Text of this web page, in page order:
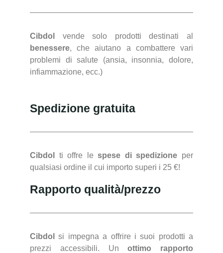
Cibdol
vende solo prodotti destinati al
benessere, che aiutano a combattere vari
problemi di salute (ansia, insonnia, dolore,
infiammazione, ecc.)
Spedizione gratuita
Cibdol ti offre lespese di spedizione per
qualsiasi ordine il cui importo superi i 25 €!
Rapporto qualità/prezzo
Cibdol
si impegna a offrire i suoi prodotti a
prezzi accessibili. Unottimo rapporto